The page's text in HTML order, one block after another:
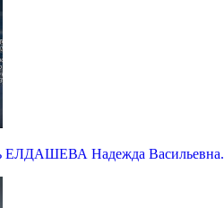
ЕЛДАШЕВА Надежда Васильевна.